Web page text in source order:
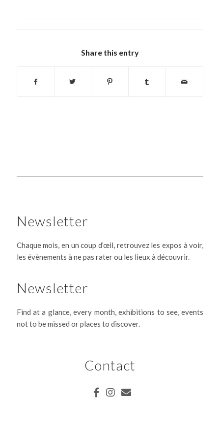
Share this entry
Newsletter
Chaque mois, en un coup d’œil, retrouvez les expos à voir,
les évènements à ne pas rater ou les lieux à découvrir.
Newsletter
Find at a glance, every month, exhibitions to see, events
not to be missed or places to discover.
Contact